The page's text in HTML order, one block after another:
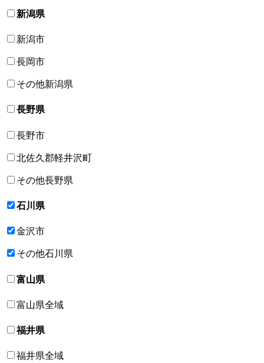
新潟県
新潟市
長岡市
その他新潟県
長野県
長野市
北佐久郡軽井沢町
その他長野県
石川県
金沢市
その他石川県
富山県
富山県全域
福井県
福井県全域